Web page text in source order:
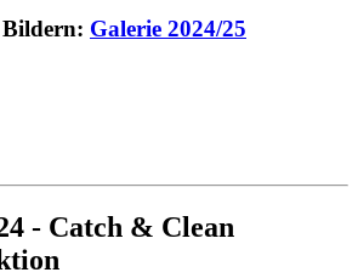
Bildern: Galerie 2024/25
- Catch & Clean